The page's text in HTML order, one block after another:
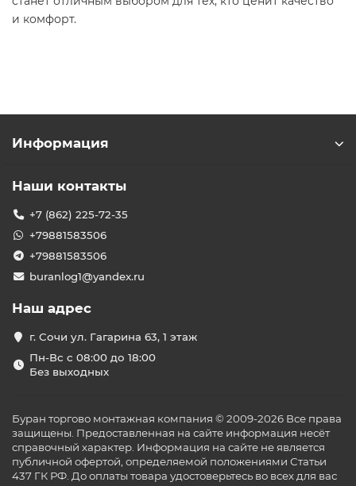
и комфорт.
Информация
Наши контакты
+7 (862) 225-72-35
+79881583506
+79881583506
buranlog1@yandex.ru
Наш адрес
г. Сочи ул. Гагарина 63, 1 этаж
Пн-Вс с 08:00 до 18:00
Без выходных
Буран торгово монтажная компания © 2009-2026 Все права
защищены. Предоставленная на сайте информация несёт
справочный характер. Информация на сайте не является
публичной офертой, определяемой положениями Статьи
437 ГК РФ. До оплаты товара удостоверьтесь во всех для вас